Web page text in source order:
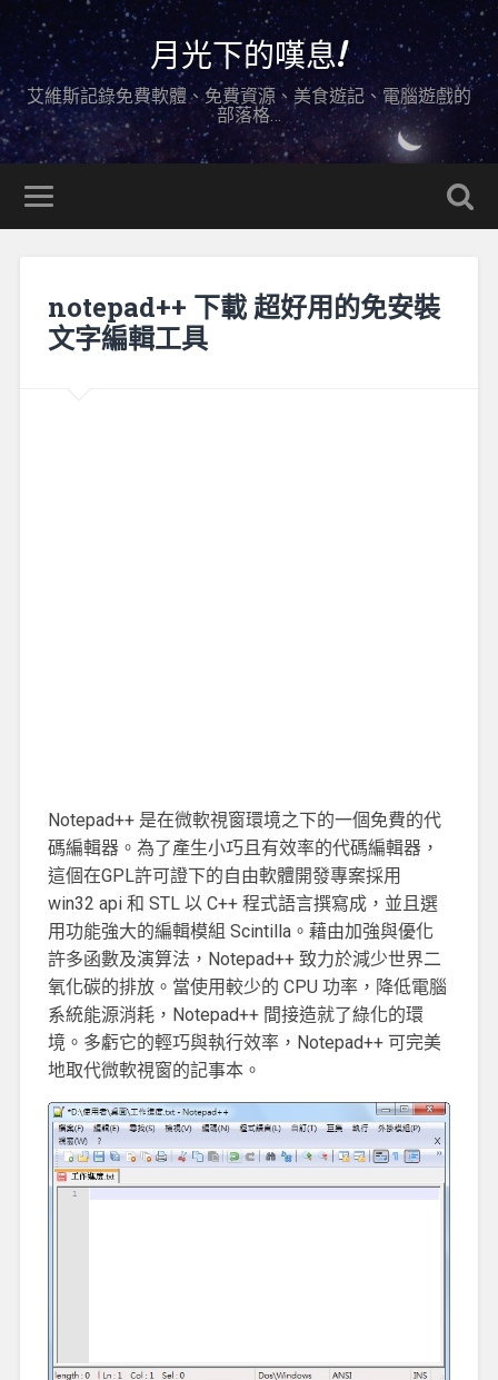
月光下的嘆息!
艾維斯記錄免費軟體、免費資源、美食遊記、電腦遊戲的
部落格…
notepad++ 下載 超好用的免安裝
文字編輯工具
Notepad++ 是在微軟視窗環境之下的一個免費的代
碼編輯器。為了產生小巧且有效率的代碼編輯器，
這個在GPL許可證下的自由軟體開發專案採用
win32 api 和 STL 以 C++ 程式語言撰寫成，並且選
用功能強大的編輯模組 Scintilla。藉由加強與優化
許多函數及演算法，Notepad++ 致力於減少世界二
氧化碳的排放。當使用較少的 CPU 功率，降低電腦
系統能源消耗，Notepad++ 間接造就了綠化的環
境。多虧它的輕巧與執行效率，Notepad++ 可完美
地取代微軟視窗的記事本。